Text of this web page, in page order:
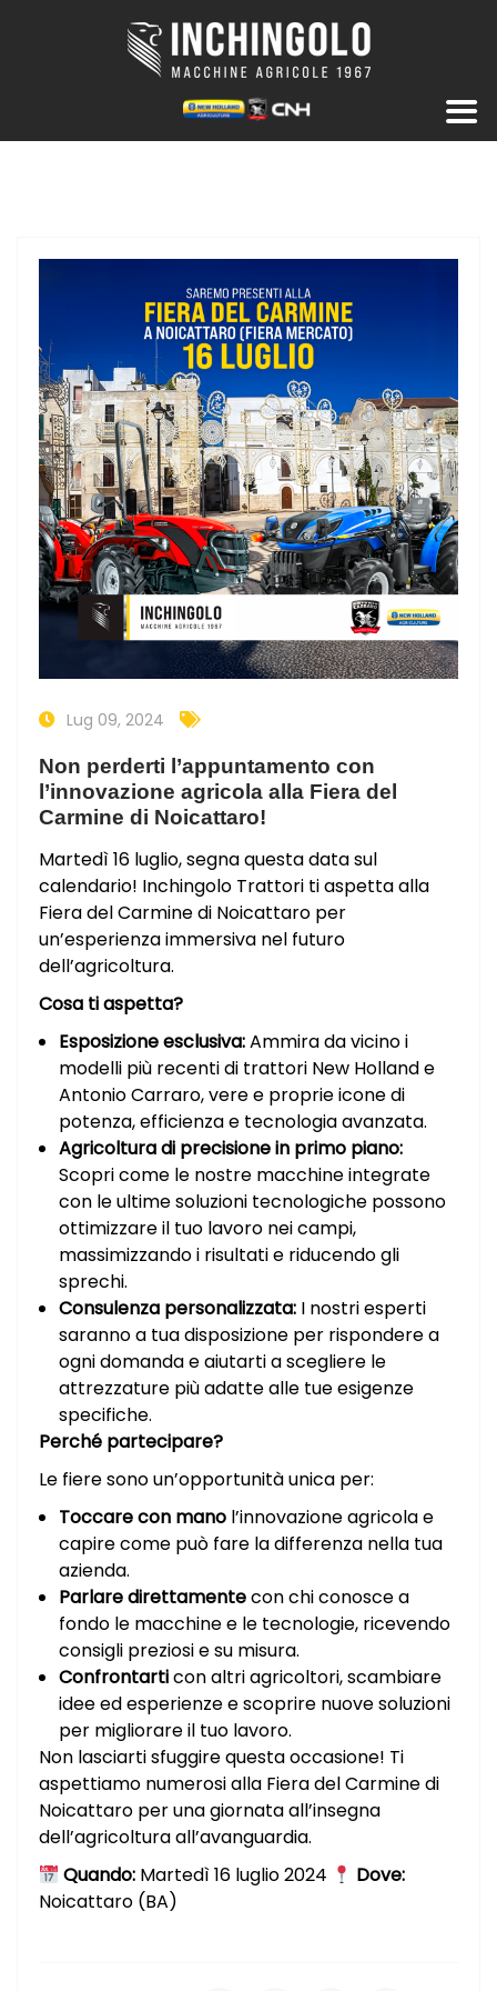
Lug 09, 2024
Non perderti l’appuntamento con
l’innovazione agricola alla Fiera del
Carmine di Noicattaro!
Martedì 16 luglio, segna questa data sul
calendario! Inchingolo Trattori ti aspetta alla
Fiera del Carmine di Noicattaro per
un’esperienza immersiva nel futuro
dell’agricoltura.
Cosa ti aspetta?
Esposizione esclusiva:Ammira da vicino i
modelli più recenti di trattori New Holland e
Antonio Carraro, vere e proprie icone di
potenza, efficienza e tecnologia avanzata.
Agricoltura di precisione in primo piano:
Scopri come le nostre macchine integrate
con le ultime soluzioni tecnologiche possono
ottimizzare il tuo lavoro nei campi,
massimizzando i risultati e riducendo gli
sprechi.
Consulenza personalizzata: I nostri esperti
saranno a tua disposizione per rispondere a
ogni domanda e aiutarti a scegliere le
attrezzature più adatte alle tue esigenze
specifiche.
Perché partecipare?
Le fiere sono un’opportunità unica per:
Toccare con mano l’innovazione agricola e
capire come può fare la differenza nella tua
azienda.
Parlare direttamentecon chi conosce a
fondo le macchine e le tecnologie, ricevendo
consigli preziosi e su misura.
Confrontarticon altri agricoltori, scambiare
idee ed esperienze e scoprire nuove soluzioni
per migliorare il tuo lavoro.
Non lasciarti sfuggire questa occasione! Ti
aspettiamo numerosi alla Fiera del Carmine di
Noicattaro per una giornata all’insegna
dell’agricoltura all’avanguardia.
Quando: Martedì 16 luglio 2024
Dove:
Noicattaro (BA)